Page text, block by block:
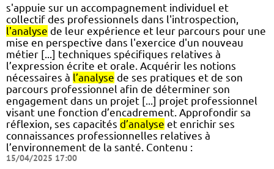
s'appuie sur un accompagnement individuel et
collectif des professionnels dans l'introspection,
l'analyse de leur expérience et leur parcours pour une
mise en perspective dans l'exercice d'un nouveau
métier [...] techniques spécifiques relatives à
l’expression écrite et orale. Acquérir les notions
nécessaires à l’analyse de ses pratiques et de son
parcours professionnel afin de déterminer son
engagement dans un projet [...] projet professionnel
visant une fonction d’encadrement. Approfondir sa
réflexion, ses capacités d’analyse et enrichir ses
connaissances professionnelles relatives à
l’environnement de la santé. Contenu :
15/04/2025 17:00